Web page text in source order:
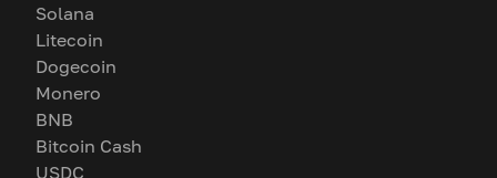
Solana
Litecoin
Dogecoin
Monero
BNB
Bitcoin Cash
USDC